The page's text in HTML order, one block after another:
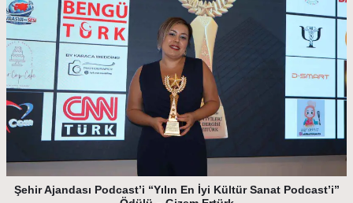
Şehir Ajandası Podcast’i “Yılın En İyi Kültür Sanat Podcast’i”